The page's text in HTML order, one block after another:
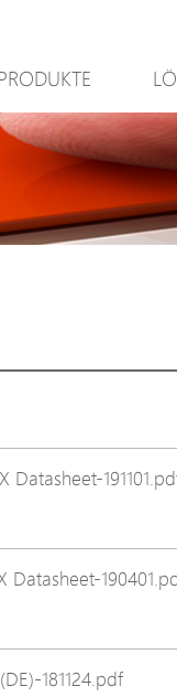
Neues Produkt
PoE Switch
EPoX Serie
PoE Extender
Kamera Gehäuse
Axis Solutions
EoS Produkt
Datasheet-
Datasheet-
181124.pdf